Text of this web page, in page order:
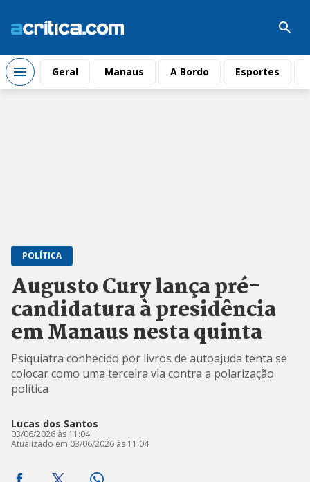
Geral Manaus A Bordo Esportes
POLÍTICA
Augusto Cury lança pré-
candidatura à presidência
em Manaus nesta quinta
Psiquiatra conhecido por livros de autoajuda tenta se
colocar como uma terceira via contra a polarização
política
Lucas dos Santos
03/06/2026 às 11:04.
Atualizado em 03/06/2026 às 11:04